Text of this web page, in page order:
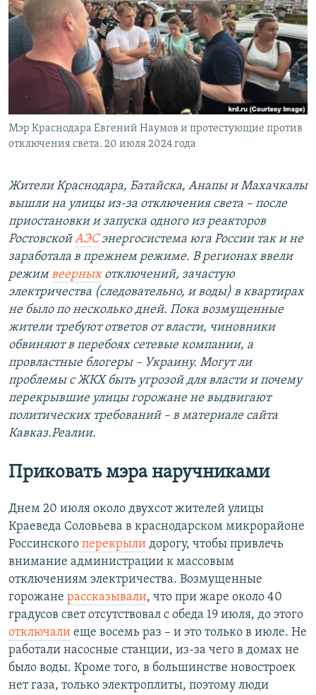
СОЦИАЛЬНЫЕ СЕТИ
Все сайты РСЕ/РС
Мэр Краснодара Евгений Наумов и протестующие против
отключения света. 20 июля 2024 года
Жители Краснодара, Батайска, Анапы и Махачкалы
вышли на улицы из-за отключения света – после
приостановки и запуска одного из реакторов
РостовскойАЭСэнергосистема юга России так и не
заработала в прежнем режиме. В регионах ввели
режимвеерныхотключений, зачастую
электричества (следовательно, и воды) в квартирах
не было по несколько дней. Пока возмущенные
жители требуют ответов от власти, чиновники
обвиняют в перебоях сетевые компании, а
провластные блогеры – Украину. Могут ли
проблемы с ЖКХ быть угрозой для власти и почему
перекрывшие улицы горожане не выдвигают
политических требований – в материале сайта
Кавказ.Реалии.
Приковать мэра наручниками
Днем 20 июля около двухсот жителей улицы
Краеведа Соловьева в краснодарском микрорайоне
Россинского перекрыли дорогу, чтобы привлечь
внимание администрации к массовым
отключениям электричества. Возмущенные
горожане рассказывали, что при жаре около 40
градусов свет отсутствовал с обеда 19 июля, до этого
отключали еще восемь раз – и это только в июле. Не
работали насосные станции, из-за чего в домах не
было воды. Кроме того, в большинстве новостроек
нет газа, только электроплиты, поэтому люди